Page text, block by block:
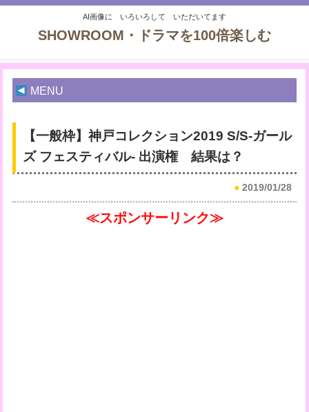
AI画像に いろいろして いただいてます
SHOWROOM・ドラマを100倍楽しむ
MENU
【一般枠】神戸コレクション2019 S/S-ガール
ズ フェスティバル- 出演権 結果は？
●2019/01/28
≪スポンサーリンク≫